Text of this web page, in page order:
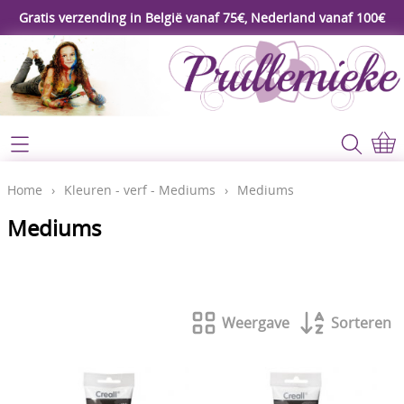
Gratis verzending in België vanaf 75€, Nederland vanaf 100€
Webshop
Koopjeshoek
****Nieuw****
Kaarten maken - Scrapbook
Home
Contact
Home › Kleuren - verf - Mediums › Mediums
Mediums
Weergave Sorteren